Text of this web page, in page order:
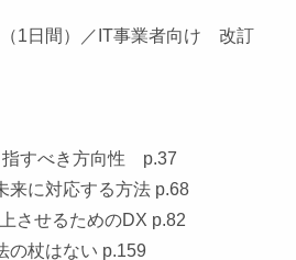
（1日間）／IT事業者向け 改訂
指すべき方向性 p.37
来に対応する方法 p.68
させるためのDX p.82
の杖はない p.159